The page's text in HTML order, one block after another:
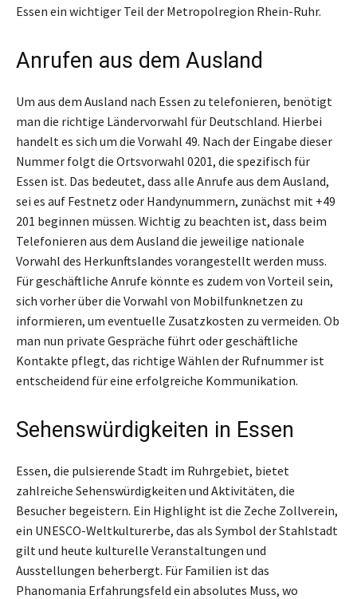
Essen ein wichtiger Teil der Metropolregion Rhein-Ruhr.
Anrufen aus dem Ausland
Um aus dem Ausland nach Essen zu telefonieren, benötigt
man die richtige Ländervorwahl für Deutschland. Hierbei
handelt es sich um die Vorwahl 49. Nach der Eingabe dieser
Nummer folgt die Ortsvorwahl 0201, die spezifisch für
Essen ist. Das bedeutet, dass alle Anrufe aus dem Ausland,
sei es auf Festnetz oder Handynummern, zunächst mit +49
201 beginnen müssen. Wichtig zu beachten ist, dass beim
Telefonieren aus dem Ausland die jeweilige nationale
Vorwahl des Herkunftslandes vorangestellt werden muss.
Für geschäftliche Anrufe könnte es zudem von Vorteil sein,
sich vorher über die Vorwahl von Mobilfunknetzen zu
informieren, um eventuelle Zusatzkosten zu vermeiden. Ob
man nun private Gespräche führt oder geschäftliche
Kontakte pflegt, das richtige Wählen der Rufnummer ist
entscheidend für eine erfolgreiche Kommunikation.
Sehenswürdigkeiten in Essen
Essen, die pulsierende Stadt im Ruhrgebiet, bietet
zahlreiche Sehenswürdigkeiten und Aktivitäten, die
Besucher begeistern. Ein Highlight ist die Zeche Zollverein,
ein UNESCO-Weltkulturerbe, das als Symbol der Stahlstadt
gilt und heute kulturelle Veranstaltungen und
Ausstellungen beherbergt. Für Familien ist das
Phanomania Erfahrungsfeld ein absolutes Muss, wo